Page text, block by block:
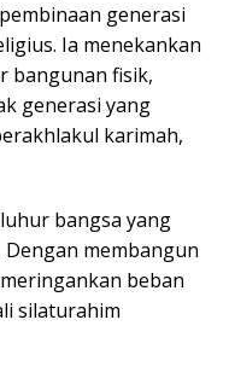
generasi
Ia menekankan
bangunan fisik,
generasi yang
karimah,
bangsa yang
membangun
beban
silaturahim